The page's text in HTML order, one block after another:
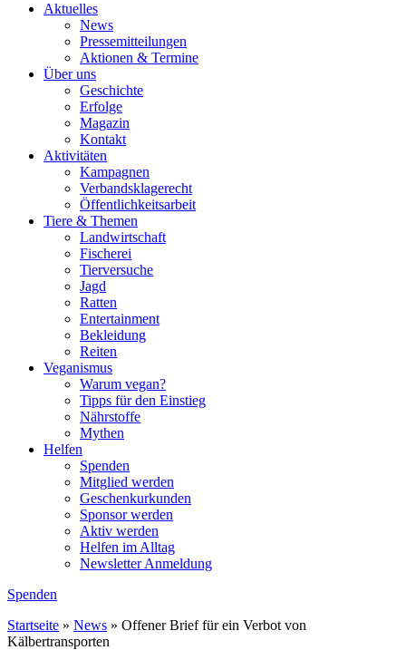
Aktuelles
News
Pressemitteilungen
Aktionen & Termine
Über uns
Geschichte
Erfolge
Magazin
Kontakt
Aktivitäten
Kampagnen
Verbandsklagerecht
Öffentlichkeitsarbeit
Tiere & Themen
Landwirtschaft
Fischerei
Tierversuche
Jagd
Ratten
Entertainment
Bekleidung
Reiten
Veganismus
Warum vegan?
Tipps für den Einstieg
Nährstoffe
Mythen
Helfen
Spenden
Mitglied werden
Geschenkurkunden
Sponsor werden
Aktiv werden
Helfen im Alltag
Newsletter Anmeldung
Spenden
Startseite » News » Offener Brief für ein Verbot von
Kälbertransporten